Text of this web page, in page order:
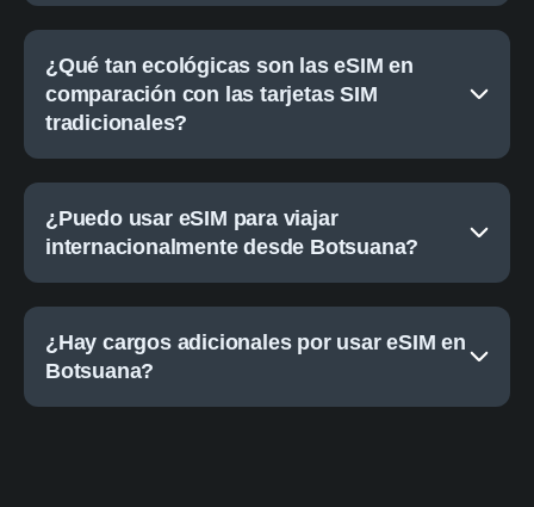
¿Qué tan ecológicas son las eSIM en
comparación con las tarjetas SIM
tradicionales?
¿Puedo usar eSIM para viajar
internacionalmente desde Botsuana?
¿Hay cargos adicionales por usar eSIM en
Botsuana?